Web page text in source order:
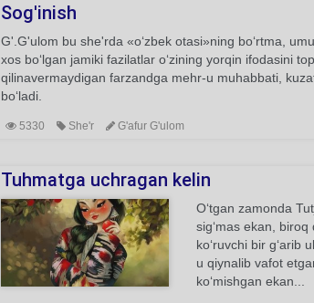
Sog'inish
G'.G'ulom bu she'rda «o‘zbek otasi»ning bo‘rtma,
xos bo‘lgan jamiki fazilatlar o‘zining yorqin ifodasini
qilinavermaydigan farzandga mehr-u muhabbati,
bo‘ladi.
5330 She'r G'afur G'ulom
Tuhmatga uchragan kelin
O‘tgan zamonda
sig‘mas ekan, biroq
ko‘ruvchi bir g‘arib
u qiynalib vafot
ko‘mishgan ekan...